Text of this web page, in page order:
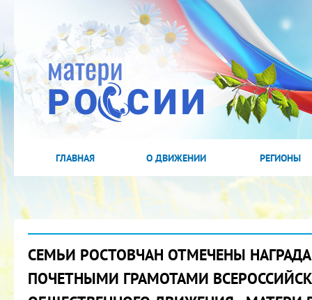
ГЛАВНАЯ О ДВИЖЕНИИ РЕГИОНЫ
СЕМЬИ РОСТОВЧАН ОТМЕЧЕНЫ
ПОЧЕТНЫМИ ГРАМОТАМИ